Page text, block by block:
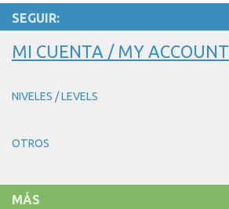
SEGUIR:
MI CUENTA / MY ACCOUNT
NIVELES / LEVELS
OTROS
MÁS